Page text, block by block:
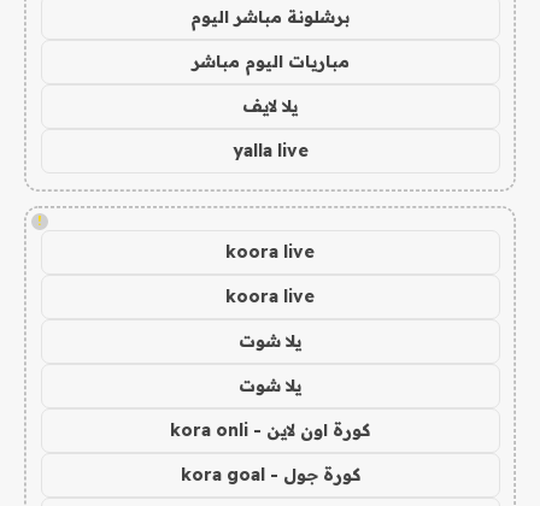
برشلونة مباشر اليوم
مباريات اليوم مباشر
يلا لايف
yalla live
!
koora live
koora live
يلا شوت
يلا شوت
كورة اون لاين - kora onli
كورة جول - kora goal